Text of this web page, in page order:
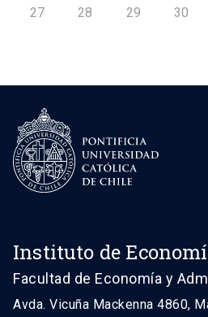
27 28 29 30
Instituto de
Facultad de Economía y
Avda. Vicuña Mackenna 4860,